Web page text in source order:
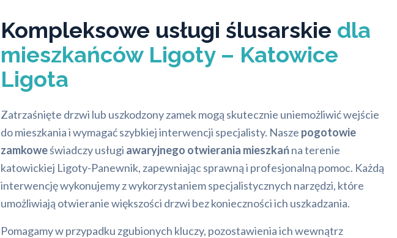
Kompleksowe usługi ślusarskie dla
mieszkańców Ligoty – Katowice
Ligota
Zatrzaśnięte drzwi lub uszkodzony zamek mogą skutecznie uniemożliwić wejście
do mieszkania i wymagać szybkiej interwencji specjalisty. Nasze pogotowie
zamkoweświadczy usługi awaryjnego otwierania mieszkańna terenie
katowickiej Ligoty-Panewnik, zapewniając sprawną i profesjonalną pomoc. Każdą
interwencję wykonujemy z wykorzystaniem specjalistycznych narzędzi, które
umożliwiają otwieranie większości drzwi bez konieczności ich uszkadzania.
Pomagamy w przypadku zgubionych kluczy, pozostawienia ich wewnątrz